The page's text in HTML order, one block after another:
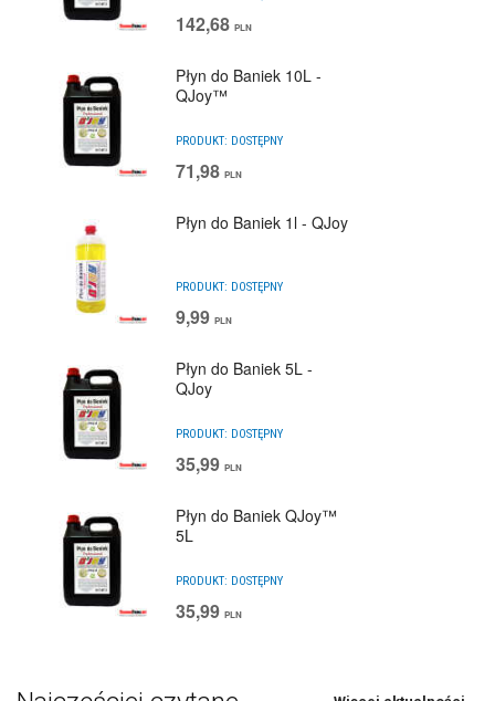
142,68 PLN
Płyn do Baniek 10L -
QJoy™
PRODUKT: DOSTĘPNY
71,98 PLN
Płyn do Baniek 1l - QJoy
PRODUKT: DOSTĘPNY
9,99 PLN
Płyn do Baniek 5L -
QJoy
PRODUKT: DOSTĘPNY
35,99 PLN
Płyn do Baniek QJoy™
5L
PRODUKT: DOSTĘPNY
35,99 PLN